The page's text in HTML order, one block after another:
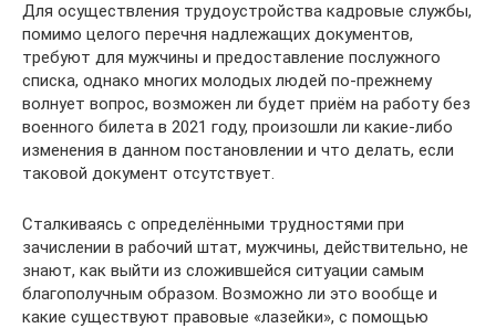
Для осуществления трудоустройства кадровые службы,
помимо целого перечня надлежащих документов,
требуют для мужчины и предоставление послужного
списка, однако многих молодых людей по-прежнему
волнует вопрос, возможен ли будет приём на работу без
военного билета в 2021 году, произошли ли какие-либо
изменения в данном постановлении и что делать, если
таковой документ отсутствует.
Сталкиваясь с определёнными трудностями при
зачислении в рабочий штат, мужчины, действительно, не
знают, как выйти из сложившейся ситуации самым
благополучным образом. Возможно ли это вообще и
какие существуют правовые «лазейки», с помощью